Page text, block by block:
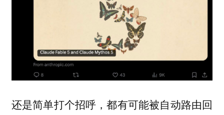
还是简单打个招呼，都有可能被自动路由回